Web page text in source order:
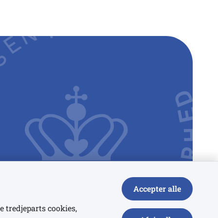
tredjeparts cookies,
Accepter alle